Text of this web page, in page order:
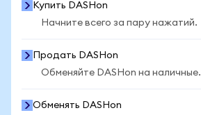
Купить DASHon
Начните всего за пару нажатий.
Продать DASHon
Обменяйте DASHon на наличные.
Обменять DASHon